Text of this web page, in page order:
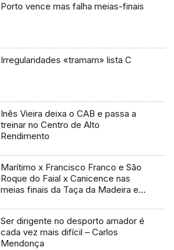
Porto vence mas falha meias-finais
Irregularidades «tramam» lista C
Inês Vieira deixa o CAB e passa a
treinar no Centro de Alto
Rendimento
Marítimo x Francisco Franco e São
Roque do Faial x Canicence nas
meias finais da Taça da Madeira em
Ser dirigente no desporto amador é
cada vez mais difícil – Carlos
Mendonça